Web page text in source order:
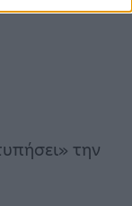
την